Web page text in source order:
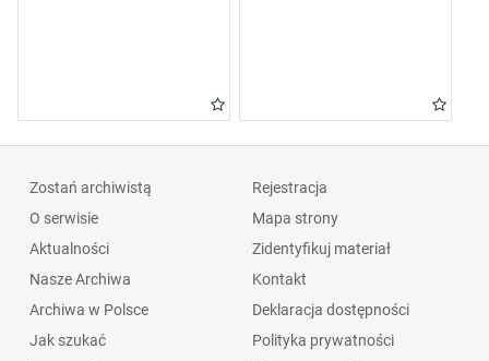
Zostań archiwistą
O serwisie
Aktualności
Nasze Archiwa
Archiwa w Polsce
Jak szukać
Rejestracja
Mapa strony
Zidentyfikuj materiał
Kontakt
Deklaracja dostępności
Polityka prywatności